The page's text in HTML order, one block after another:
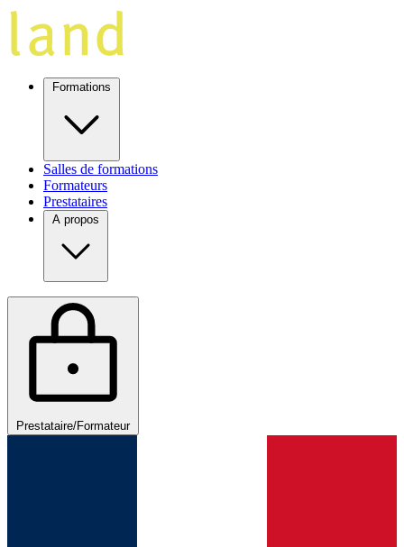
Formations
Salles de formations
Formateurs
Prestataires
A propos
Prestataire/Formateur